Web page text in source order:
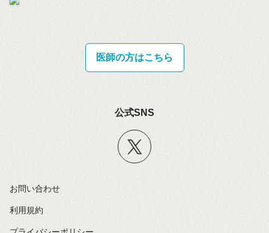
医師の方はこちら
公式SNS
お問い合わせ
利用規約